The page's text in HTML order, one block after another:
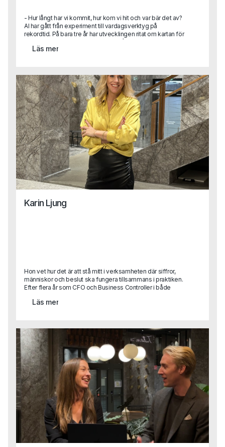
- Hur långt har vi kommit, hur kom vi hit och var bär det av?
AI har gått från experiment till vardagsverktyg på
rekordtid. På bara tre år har utvecklingen ritat om kartan för
samhället. Hur hamnade vi här, vad har egentligen hänt
som redan förändrat mer än många vågat förutspå.
Läs mer
Karin Ljung
Hon vet hur det är att stå mitt i verksamheten där siffror,
människor och beslut ska fungera tillsammans i praktiken.
Efter flera år som CFO och Business Controller i både
in som Business Area Lead på Capa.Med sin erfarenhet
person för att göra det. Karins perspektiv blir ett värdefullt
tillskott i vårt arbete med att hjälpa företag förstå sina
verkliga behov, och samtidigt stötta våra konsulter i att nå
sin fulla potential ute hos kund.Vi tog en pratstund med
Karin för att lära känna henne lite bättre och höra mer om
hur hon ser på sin nya roll, vad som driver henne och vad
hon hoppas kunna bidra med på Capa.
Läs mer